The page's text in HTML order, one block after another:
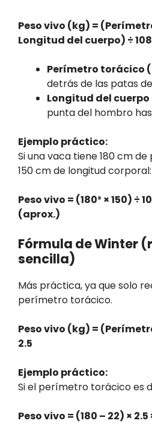
Peso vivo (kg) =
Longitud del cuerpo) ÷
Perímetro torácico
detrás de las patas
Longitud del
punta del hombro
Ejemplo práctico:
Si una vaca tiene 180 cm
150 cm de longitud corporal:
Peso vivo = (180² × 150) ÷
(aprox.)
Fórmula de Winter
sencilla)
Más práctica, ya que solo
perímetro torácico.
Peso vivo (kg) =
2.5
Ejemplo práctico:
Si el perímetro torácico es
Peso vivo = (180 – 22) ×